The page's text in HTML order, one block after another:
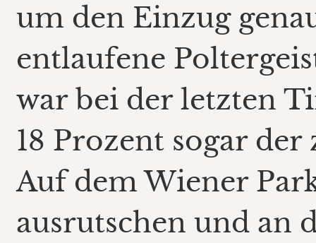
um den Einzug
entlaufene
war bei der letzten
18 Prozent sogar
Auf dem Wiener
ausrutschen und an